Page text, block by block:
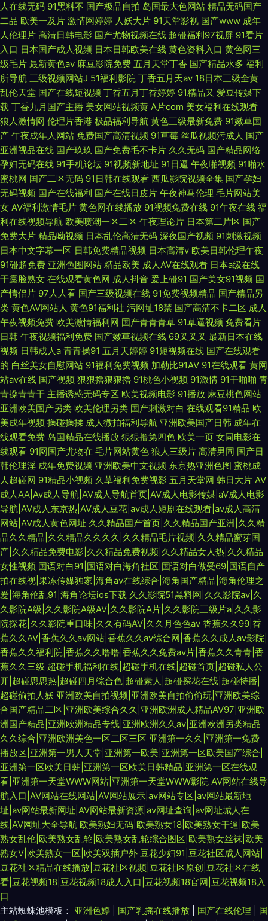
人在线无码 91黑料不 国产极品自拍 岛国最大色网站 精品无码国产
二品 欧美一及片 激情网婷婷 人妖大片 91天堂影视 国产www 成年
人伦理片 高清日韩电影 国产尤物视频在线 超碰福利97视屏 91看片
入口 日本国产成人视频 日本日韩欧美在线 黄色资料入口 黄色网三
级毛片 最新黄色av 麻豆影院免费 五月天堂丁香 国产精品水多 福利
所导航 三级视频网站J 51福利影院 丁香五月天av 18日本三级全黄
乱伦天堂 国产在线短视频 丁香五月丁香婷婷 91精品又 爱豆传媒下
载 丁香九月国产主播 美女网站视频黄 A片com 美女福利在线观看
狼人激情网 伦理片香港 极品福利导航 黄色三级最新免费 91嫩草国
产 午夜成年人网站 免费国产高清视频 91草莓 丝瓜视频污成人 国产
亚洲视品在线 国产玖玖 国产免费毛不卡片 久久无码 国产精品网络
孕妇无码在线 91手机论坛 91视频新地址 91日逼 午夜啪视频 91啪水
蜜桃网 国产二区无码 91日韩在线观看 西瓜影院视频全集 国产孕妇
无码视频 国产在线福利 国产在线日皮片 午夜神马伦理 毛片网站美
女 AV福利激情毛片 黄色网在线播放 91视频免费在线 91午夜在线 福
利在线视频导航 欧美喷潮一区二区 午夜理论片 日本第二片区 国产
免费大片 精品呦视频 日本乱伦高清无码 深夜国产视频 91刺激视频
日本中文字幕一区 日韩免费精品视频 日本高清v 欧美日韩伦理午夜
91碰超免费 亚洲色图网站 精品欧美 成人AV在线观看 日本a级在线
干露脸熟女 在线观看黄色网 成人抖音 爰上碰91 国产美女91视频 国
产情侣片 97人人看 国产三级视频在线 91免费视频精品 国产精品另
类 黄色AV网站人 黄色91福利社 污网址18禁 国产高清不卡二区 成人
午夜视频免费 欧美激情福利网 国产青青青草 91草逼视频 免费看片
日韩 午夜视频福利免费 国产嫩草视频在线 69叉叉叉 最新日本在线
视频 日韩成人a 青青操91 五月天婷婷 91短视频在线 国产在线观看
的 白丝美女自慰网站 91福利免费视频 加勒比91AV 91在线观看 黄网
站av在线 国产视频 狠狠擼狠狠擼 91桃色小视频 91激情 91干啪啪 青
青操青青干 主播诱惑无码专区 欧美视频电影 91播放 麻豆桃色网站
亚洲欧美国产另类 欧美伦理另类 国产刺激对白 在线观看91精品 欧
美成年视频 操碰操揉 成人微拍福利导航 亚洲欧美国产日韩 成年在
线观看免费 岛国精品在线播放 狠狠撸第四色 欧美一页 女同电影在
线观看 91网国产尤物在 毛片网站黄色 狼人三级片 高清男同 国产日
韩伦理淫 成年免费视频 亚洲欧美中文视频 东京热亚洲色图 蜜桃成
人超碰网 91精品小视频 久草福利免费视影 五月天堂网 韩日大片 AV
成人AA|Av成人导航|AV成人导航首页|AV成人电影传媒|aV成人电影
导航|AV成人东京热|AV成人豆花|av成人短剧在线观看|av成人高清
网站|AV成人黄色网址 久久精品国产首页|久久精品国产亚洲|久久精
品久久精品|久久精品久久久久|久久精品毛片视频|久久精品蜜芽国
产|久久精品免费电影|久久精品免费视频|久久精品女人热|久久精品
女性视频 国语对白91|国语对白海角社区|国语对白做受69|国语自产
拍在线视|果冻传媒独家|海角av在线综合|海角国产精品|海角伦理之
爱|海角伦乱91|海角论坛ios下载 久久影院51黑料网|久久影院av|久
久影院A级|久久影院A级AV|久久影院A片|久久影院三级片a|久久影
院探花|久久影院重口味|久久有码AV|久久月色色av 香蕉久久99|香
蕉久久AV|香蕉久久av网站|香蕉久久av综合网|香蕉久久成人av影院|
香蕉久久福利院|香蕉久久噜噜|香蕉久久免费av片|香蕉久久青青|香
蕉久久三级 超碰手机福利在线|超碰手机在线|超碰首页|超碰私人公
开|超碰思思热|超碰四月综合色|超碰素人|超碰探花在线|超碰特播|
超碰偷拍人妖 亚洲欧美自拍视频|亚洲欧美自拍偷偷玩|亚洲欧美综
合国产精品二区|亚洲欧美综合久久|亚洲欧洲成人精品AV97|亚洲欧
洲国产精品|亚洲欧洲精品专线|亚洲欧洲久久av|亚洲欧洲另类精品
久久综合|亚洲欧洲美色一区二区三区 亚洲第一久久|亚洲第一免费
播放区|亚洲第一男人天堂|亚洲第一欧美|亚洲第一区欧美国产综合|
亚洲第一区欧美日韩|亚洲第一区欧美日韩精品|亚洲第一区在线观
看|亚洲第一天堂WWW网站|亚洲第一天堂WWW影院 AV网站在线导
航入口|AV网站在线网站|AV网站展示|av网站专区|av网站最新地
址|av网站最新网址|AV网站最新资源|av网址查询|av网址城人在
线|AV网址大全导航 欧美熟妇无码|欧美熟女18|欧美熟女干逼|欧美
熟女乱伦|欧美熟女乱轮|欧美熟女乱轮综合图区|欧美熟女丝袜|欧美
熟女V|欧美熟女一区|欧美双插户外 豆花少妇91|豆花社区成人网站|
豆花社区精品在线播放|豆花社区视频|豆花社区原创|豆花社区在线
看|豆花视频18|豆花视频18成人入口|豆花视频18官网|豆花视频18入
口
主站蜘蛛池模板： 亚洲色婷 国产乳摇在线播放 国产在线伦理
国